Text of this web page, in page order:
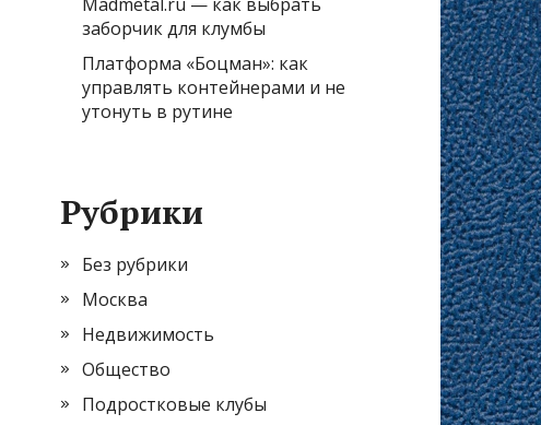
заборчик для клумбы
Платформа «Боцман»: как
управлять контейнерами и не
утонуть в рутине
Рубрики
Без рубрики
Москва
Недвижимость
Общество
Подростковые клубы